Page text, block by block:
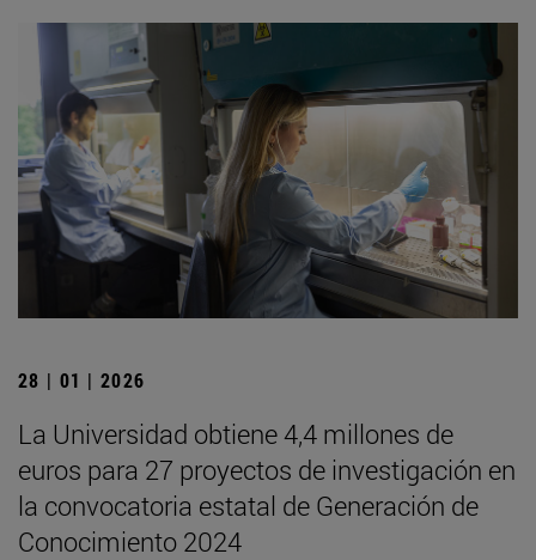
28 | 01 | 2026
La Universidad obtiene 4,4 millones de
euros para 27 proyectos de investigación en
la convocatoria estatal de Generación de
Conocimiento 2024